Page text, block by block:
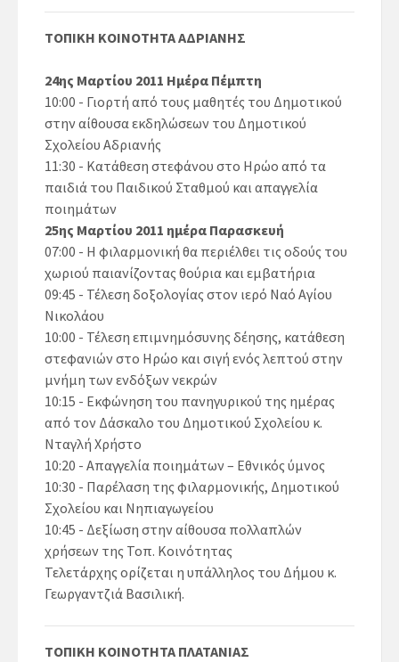
ΤΟΠΙΚΗ ΚΟΙΝΟΤΗΤΑ ΑΔΡΙΑΝΗΣ
24ης Μαρτίου 2011 Ημέρα Πέμπτη
10:00 - Γιορτή από τους μαθητές του Δημοτικού
στην αίθουσα εκδηλώσεων του Δημοτικού
Σχολείου Αδριανής
11:30 - Κατάθεση στεφάνου στο Ηρώο από τα
παιδιά του Παιδικού Σταθμού και απαγγελία
ποιημάτων
25ης Μαρτίου 2011 ημέρα Παρασκευή
07:00 - Η φιλαρμονική θα περιέλθει τις οδούς του
χωριού παιανίζοντας θούρια και εμβατήρια
09:45 - Τέλεση δοξολογίας στον ιερό Ναό Αγίου
Νικολάου
10:00 - Τέλεση επιμνημόσυνης δέησης, κατάθεση
στεφανιών στο Ηρώο και σιγή ενός λεπτού στην
μνήμη των ενδόξων νεκρών
10:15 - Εκφώνηση του πανηγυρικού της ημέρας
από τον Δάσκαλο του Δημοτικού Σχολείου κ.
Νταγλή Χρήστο
10:20 - Απαγγελία ποιημάτων – Εθνικός ύμνος
10:30 - Παρέλαση της φιλαρμονικής, Δημοτικού
Σχολείου και Νηπιαγωγείου
10:45 - Δεξίωση στην αίθουσα πολλαπλών
χρήσεων της Τοπ. Κοινότητας
Τελετάρχης ορίζεται η υπάλληλος του Δήμου κ.
Γεωργαντζιά Βασιλική.
ΤΟΠΙΚΗ ΚΟΙΝΟΤΗΤΑ ΠΛΑΤΑΝΙΑΣ